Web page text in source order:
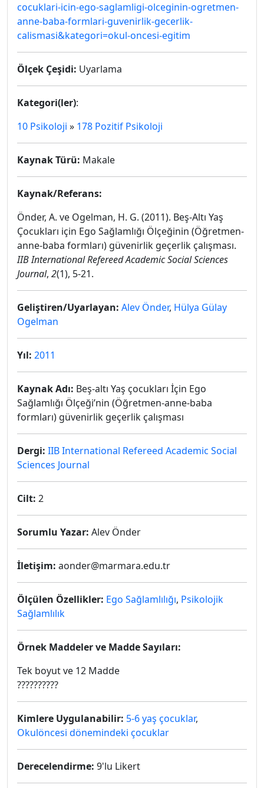
cocuklari-icin-ego-saglamligi-olceginin-ogretmen-
anne-baba-formlari-guvenirlik-gecerlik-
calismasi&kategori=okul-oncesi-egitim
Ölçek Çeşidi: Uyarlama
Kategori(ler):
10 Psikoloji » 178 Pozitif Psikoloji
Kaynak Türü: Makale
Kaynak/Referans:
Önder, A. ve Ogelman, H. G. (2011). Beş-Altı Yaş
Çocukları için Ego Sağlamlığı Ölçeğinin (Öğretmen-
anne-baba formları) güvenirlik geçerlik çalışması.
IIB International Refereed Academic Social Sciences
Journal, 2(1), 5-21.
Geliştiren/Uyarlayan: Alev Önder, Hülya Gülay
Ogelman
Yıl: 2011
Kaynak Adı: Beş-altı Yaş çocukları İçin Ego
Sağlamlığı Ölçeği’nin (Öğretmen-anne-baba
formları) güvenirlik geçerlik çalışması
Dergi: IIB International Refereed Academic Social
Sciences Journal
Cilt: 2
Sorumlu Yazar: Alev Önder
İletişim: aonder@marmara.edu.tr
Ölçülen Özellikler: Ego Sağlamlılığı, Psikolojik
Sağlamlılık
Örnek Maddeler ve Madde Sayıları:
Tek boyut ve 12 Madde
??????????
Kimlere Uygulanabilir: 5-6 yaş çocuklar,
Okulöncesi dönemindeki çocuklar
Derecelendirme: 9'lu Likert